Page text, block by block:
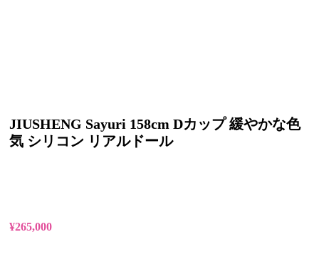
JIUSHENG Sayuri 158cm Dカップ 緩やかな色
気 シリコン リアルドール
¥265,000